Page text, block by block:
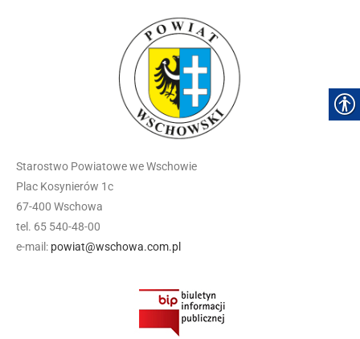
Starostwo Powiatowe we Wschowie
Plac Kosynierów 1c
67-400 Wschowa
tel. 65 540-48-00
e-mail: powiat@wschowa.com.pl